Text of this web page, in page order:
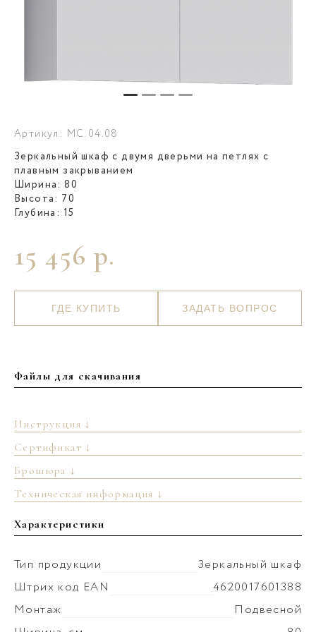
Артикул: MC.04.08
15 456 р.
Зеркальный шкаф с двумя дверьми на петлях с
плавным закрыванием
Ширина: 80
Высота: 70
Глубина: 15
ГДЕ КУПИТЬ ЗАДАТЬ ВОПРОС
Файлы для скачивания
Инструкция ↓
Сертификат ↓
Брошюра ↓
Техническая информация ↓
Характеристики
Тип продукции
Зеркальный шкаф
Штрих код EAN
4620017601388
Монтаж
Подвесной